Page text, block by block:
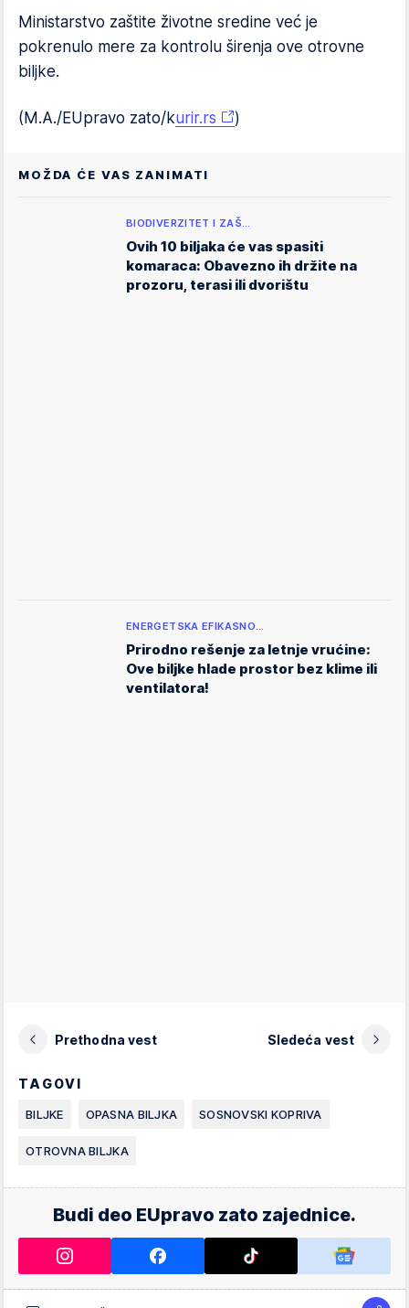
Ministarstvo zaštite životne sredine već je
pokrenulo mere za kontrolu širenja ove otrovne
biljke.
(M.A./EUpravo zato/kurir.rs )
MOŽDA ĆE VAS ZANIMATI
BIODIVERZITET I ZAŠ…
Ovih 10 biljaka će vas spasiti
komaraca: Obavezno ih držite na
prozoru, terasi ili dvorištu
ENERGETSKA EFIKASNO…
Prirodno rešenje za letnje vrućine:
Ove biljke hlade prostor bez klime ili
ventilatora!
Prethodna vest Sledeća vest
TAGOVI
BILJKE OPASNA BILJKA SOSNOVSKI KOPRIVA
OTROVNA BILJKA
Budi deo EUpravo zato zajednice.